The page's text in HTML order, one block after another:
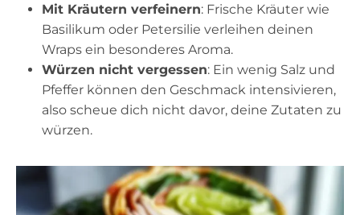
Mit Kräutern verfeinern: Frische Kräuter wie
Basilikum oder Petersilie verleihen deinen
Wraps ein besonderes Aroma.
Würzen nicht vergessen: Ein wenig Salz und
Pfeffer können den Geschmack intensivieren,
also scheue dich nicht davor, deine Zutaten zu
würzen.